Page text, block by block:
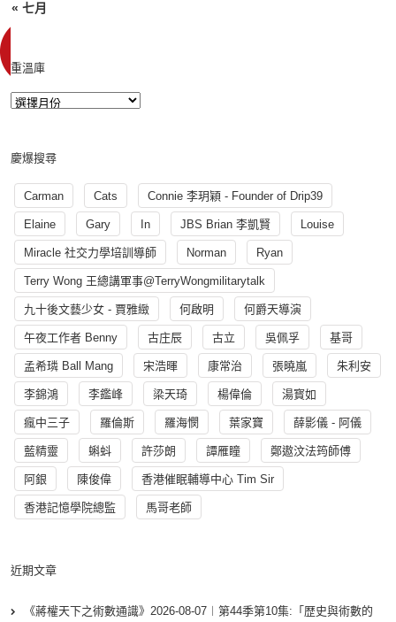
« 七月
重溫庫
慶爆搜尋
Carman Cats Connie 李玥穎 - Founder of Drip39
Elaine Gary In JBS Brian 李凱賢 Louise
Miracle 社交力學培訓導師 Norman Ryan
Terry Wong 王總講軍事@TerryWongmilitarytalk
九十後文藝少女 - 賈雅緻 何啟明 何爵天導演
午夜工作者 Benny 古庄辰 古立 吳佩孚 基哥
孟希璘 Ball Mang 宋浩暉 康常治 張曉嵐 朱利安
李錦鴻 李鑑峰 梁天琦 楊偉倫 湯寳如
瘋中三子 羅倫斯 羅海憫 葉家寶 薛影儀 - 阿儀
藍精靈 蝌蚪 許莎朗 譚雁瞳 鄭遨汶法筠師傅
阿銀 陳俊偉 香港催眠輔導中心 Tim Sir
香港記憶學院總監 馬哥老師
近期文章
《蔣權天下之術數通識》2026-08-07︱第44季第10集:「歴史與術數的